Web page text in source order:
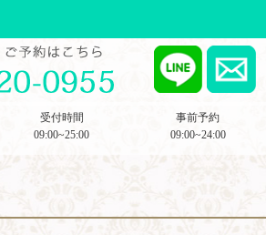
受付時間
09:00~25:00
事前予約
09:00~24:00